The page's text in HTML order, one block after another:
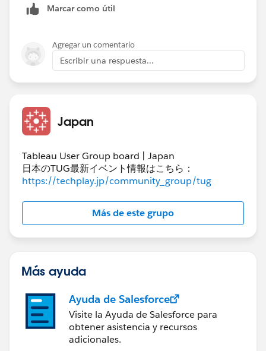
Marcar como útil
Agregar un comentario
Escribir una respuesta...
Japan
Tableau User Group board | Japan
日本のTUG最新イベント情報はこちら：
https://techplay.jp/community_group/tug
Más de este grupo
Más ayuda
Ayuda de Salesforce
Visite la Ayuda de Salesforce para
obtener asistencia y recursos
adicionales.